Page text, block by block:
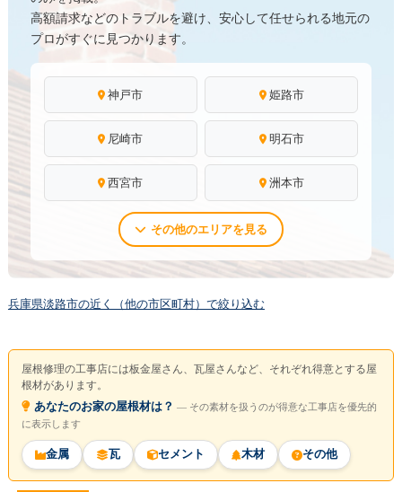
高額請求などのトラブルを避け、安心して任せられる地元の
プロがすぐに見つかります。
神戸市 姫路市
尼崎市 明石市
西宮市 洲本市
その他のエリアを見る
兵庫県淡路市の近く（他の市区町村）で絞り込む
屋根修理の工事店には板金屋さん、瓦屋さんなど、それぞれ得意とする屋
根材があります。
あなたのお家の屋根材は？ ― その素材を扱うのが得意な工事店を優先的
に表示します
金属 瓦 セメント 木材 その他